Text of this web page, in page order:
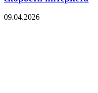
09.04.2026